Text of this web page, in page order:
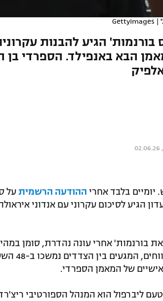
|
GettyImages
בורנמות' הגיע להבנות
יומיים בלבד אחרי ההודעה הרשמיתעל
הגיע לסיכום עקרוני עם אנדוני
ה-43, שעוזב את בורנמות' אחרי עונה נהדרת,
ראשי
של המאמן הספרדי.
ליברפול הוא המנהל הספורטיבי